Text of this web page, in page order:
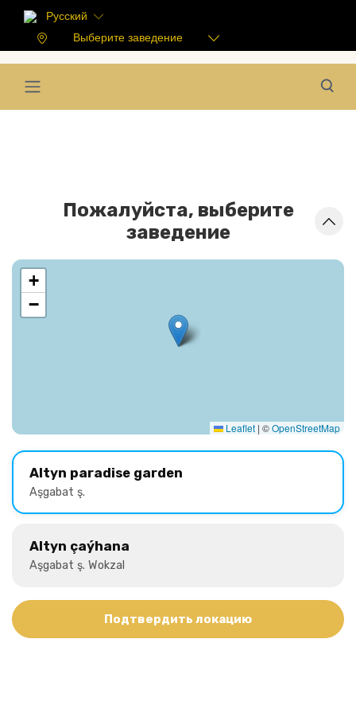
Русский
Выберите заведение
Пожалуйста, выберите
заведение
+
−
Leaflet | ©OpenStreetMap
Altyn paradise garden
Aşgabat ş.
Altyn çaýhana
Aşgabat ş. Wokzal
Подтвердить локацию